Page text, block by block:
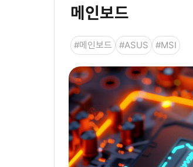
메인보드
#메인보드 #ASUS #MSI